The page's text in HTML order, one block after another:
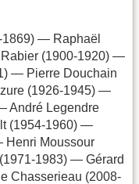
— Raphaël
(1900-1920) —
— Pierre Douchain
(1926-1945) —
André Legendre
(1954-1960) —
Henri Moussour
1983) — Gérard
Chasserieau (2008-